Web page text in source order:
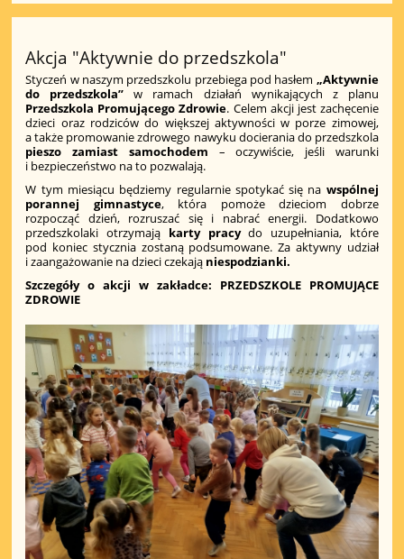
Akcja "Aktywnie do przedszkola"
Styczeń w naszym przedszkolu przebiega pod hasłem „Aktywnie
do przedszkola” w ramach działań wynikających z planu
Przedszkola Promującego Zdrowie. Celem akcji jest zachęcenie
dzieci oraz rodziców do większej aktywności w porze zimowej,
a także promowanie zdrowego nawyku docierania do przedszkola
pieszo zamiast samochodem – oczywiście, jeśli warunki
i bezpieczeństwo na to pozwalają.
W tym miesiącu będziemy regularnie spotykać się na wspólnej
porannej gimnastyce, która pomoże dzieciom dobrze
rozpocząć dzień, rozruszać się i nabrać energii. Dodatkowo
przedszkolaki otrzymają karty pracydo uzupełniania, które
pod koniec stycznia zostaną podsumowane. Za aktywny udział
i zaangażowanie na dzieci czekają niespodzianki.
Szczegóły o akcji w zakładce: PRZEDSZKOLE PROMUJĄCE
ZDROWIE